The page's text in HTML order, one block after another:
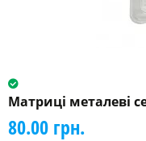
Матриці металеві
80.00 грн.